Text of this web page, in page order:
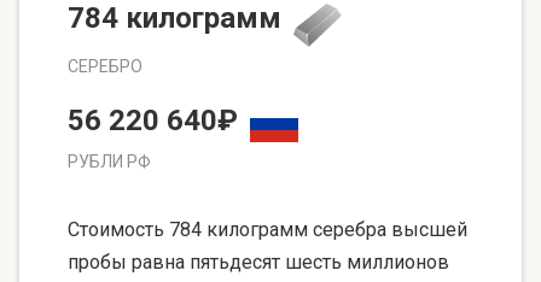
784 килограмм
СЕРЕБРО
56 220 640₽
РУБЛИ РФ
Стоимость 784 килограмм серебра высшей
пробы равна пятьдесят шесть миллионов